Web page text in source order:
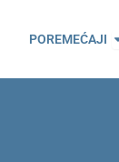
POREMEĆAJI